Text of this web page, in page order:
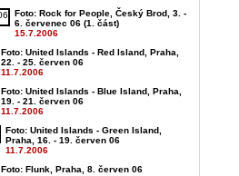
Foto: Rock for People, Český Brod, 3. -
6. červenec 06 (1. část)
15.7.2006
Foto: United Islands - Red Island, Praha,
22. - 25. červen 06
11.7.2006
Foto: United Islands - Blue Island, Praha,
19. - 21. červen 06
11.7.2006
Foto: United Islands - Green Island,
Praha, 16. - 19. červen 06
11.7.2006
Foto: Flunk, Praha, 8. červen 06